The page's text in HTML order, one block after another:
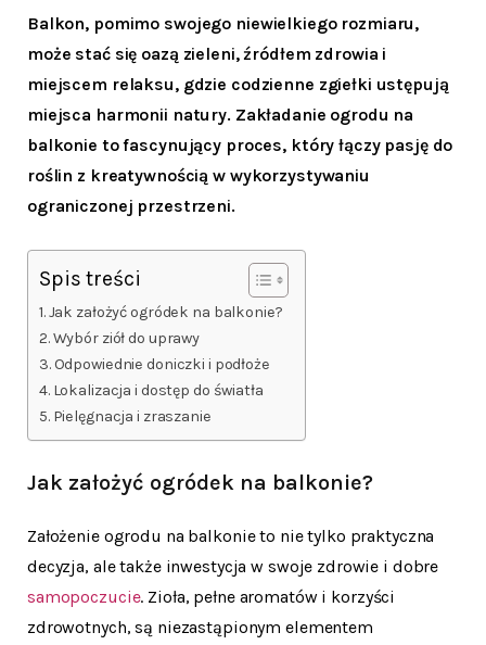
Balkon, pomimo swojego niewielkiego rozmiaru,
może stać się oazą zieleni, źródłem zdrowia i
miejscem relaksu, gdzie codzienne zgiełki ustępują
miejsca harmonii natury. Zakładanie ogrodu na
balkonie to fascynujący proces, który łączy pasję do
roślin z kreatywnością w wykorzystywaniu
ograniczonej przestrzeni.
Spis treści
Jak założyć ogródek na balkonie?
Wybór ziół do uprawy
Odpowiednie doniczki i podłoże
Lokalizacja i dostęp do światła
Pielęgnacja i zraszanie
Jak założyć ogródek na balkonie?
Założenie ogrodu na balkonie to nie tylko praktyczna
decyzja, ale także inwestycja w swoje zdrowie i dobre
samopoczucie. Zioła, pełne aromatów i korzyści
zdrowotnych, są niezastąpionym elementem